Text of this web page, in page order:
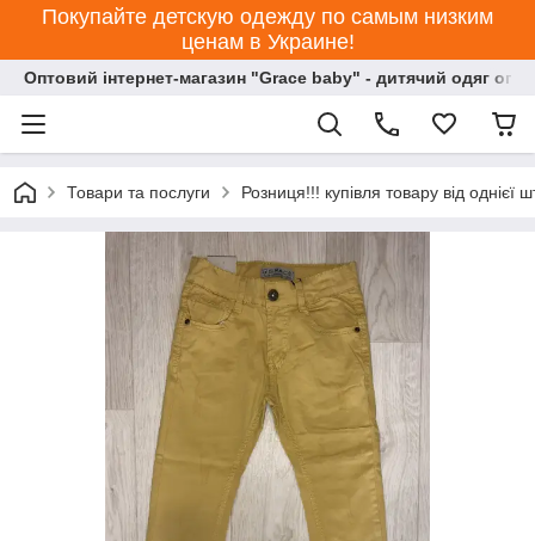
Покупайте детскую одежду по самым низким
ценам в Украине!
Оптовий інтернет-магазин "Grace baby" - дитячий одяг
Товари та послуги Розниця!!! купівля товару від однієї